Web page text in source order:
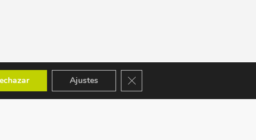
Ajustes Cerrar el banner de cookies RGPD